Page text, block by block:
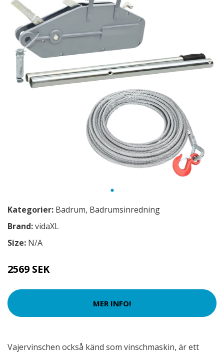
Kategorier: Badrum, Badrumsinredning
Brand:vidaXL
Size: N/A
2569 SEK
MER INFO!
Vajervinschen också känd som vinschmaskin, är ett